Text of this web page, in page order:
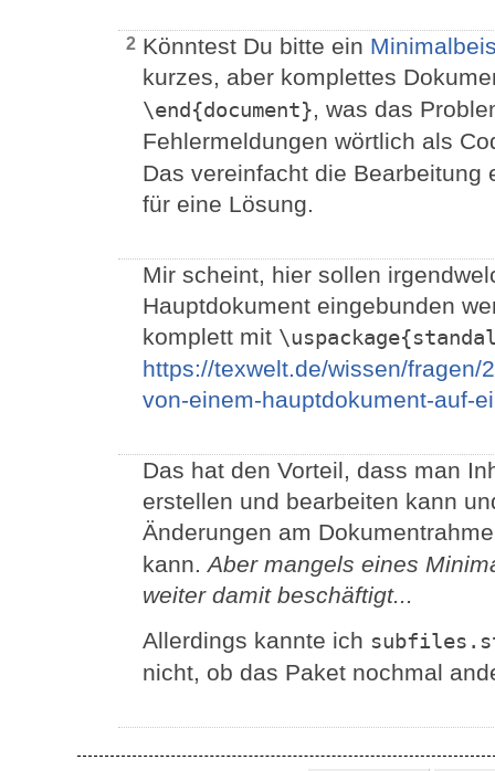
2 Könntest Du bitte ein
kurzes, aber komplettes
\end{document}, was das
Fehlermeldungen wörtlich als
Das vereinfacht die
für eine Lösung.
Mir scheint, hier sollen
Hauptdokument eingebunden
komplett mit
https://texwelt.de/wissen/
von-einem-hauptdokument-auf-
Das hat den Vorteil, dass man
erstellen und bearbeiten kann
Änderungen am
kann.Aber mangels eines
weiter damit beschäftigt...
Allerdings kannte ich
nicht, ob das Paket nochmal